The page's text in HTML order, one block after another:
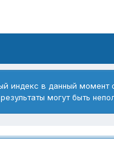
индекс в данный момент
могут быть